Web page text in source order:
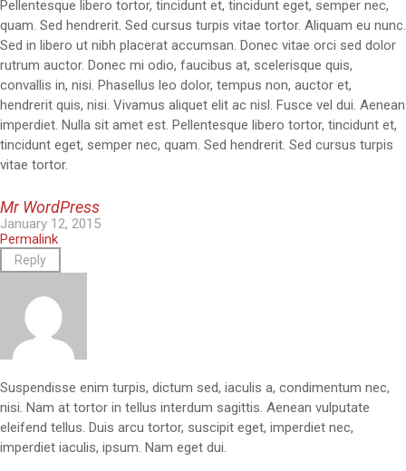
Pellentesque libero tortor, tincidunt et, tincidunt eget, semper nec,
quam. Sed hendrerit. Sed cursus turpis vitae tortor. Aliquam eu nunc.
Sed in libero ut nibh placerat accumsan. Donec vitae orci sed dolor
rutrum auctor. Donec mi odio, faucibus at, scelerisque quis,
convallis in, nisi. Phasellus leo dolor, tempus non, auctor et,
hendrerit quis, nisi. Vivamus aliquet elit ac nisl. Fusce vel dui. Aenean
imperdiet. Nulla sit amet est. Pellentesque libero tortor, tincidunt et,
tincidunt eget, semper nec, quam. Sed hendrerit. Sed cursus turpis
vitae tortor.
Mr WordPress
January 12, 2015
Permalink
Reply
Suspendisse enim turpis, dictum sed, iaculis a, condimentum nec,
nisi. Nam at tortor in tellus interdum sagittis. Aenean vulputate
eleifend tellus. Duis arcu tortor, suscipit eget, imperdiet nec,
imperdiet iaculis, ipsum. Nam eget dui.